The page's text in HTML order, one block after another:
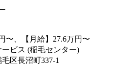
〜、【月給】27.6万円〜
ビス (稲毛センター)
区長沼町337-1